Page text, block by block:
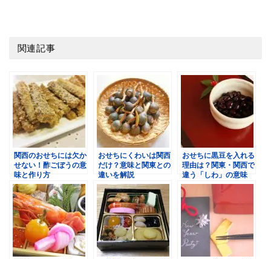
関連記事
関西のおせちには欠か
せない！酢ごぼうの意
味と作り方
おせちにくわいは関西
だけ？意味と関東との
違いを解説
おせちに黒豆を入れる
理由は？関東・関西で
違う「しわ」の意味